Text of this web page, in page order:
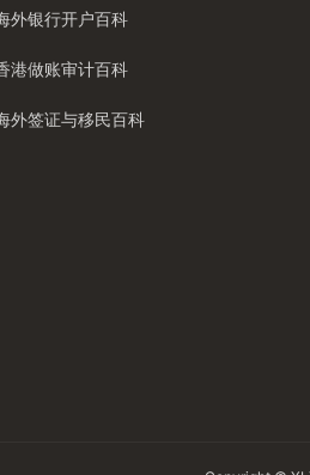
外银行开户百科
港做账审计百科
外签证与移民百科